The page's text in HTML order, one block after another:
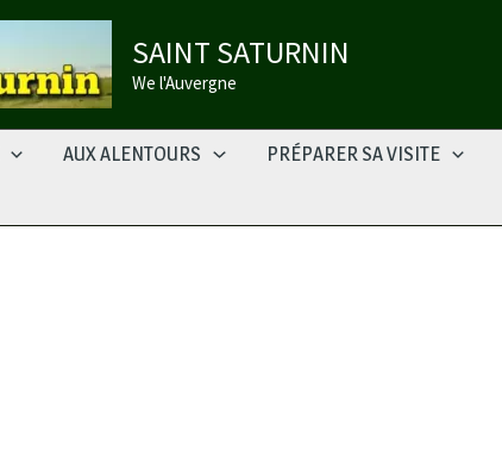
SAINT SATURNIN
We l'Auvergne
AUX ALENTOURS PRÉPARER SA VISITE